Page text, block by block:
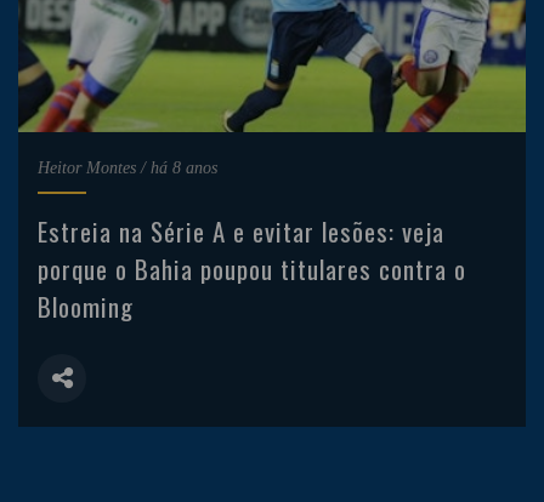
Heitor Montes / há 8 anos
Estreia na Série A e evitar lesões: veja
porque o Bahia poupou titulares contra o
Blooming